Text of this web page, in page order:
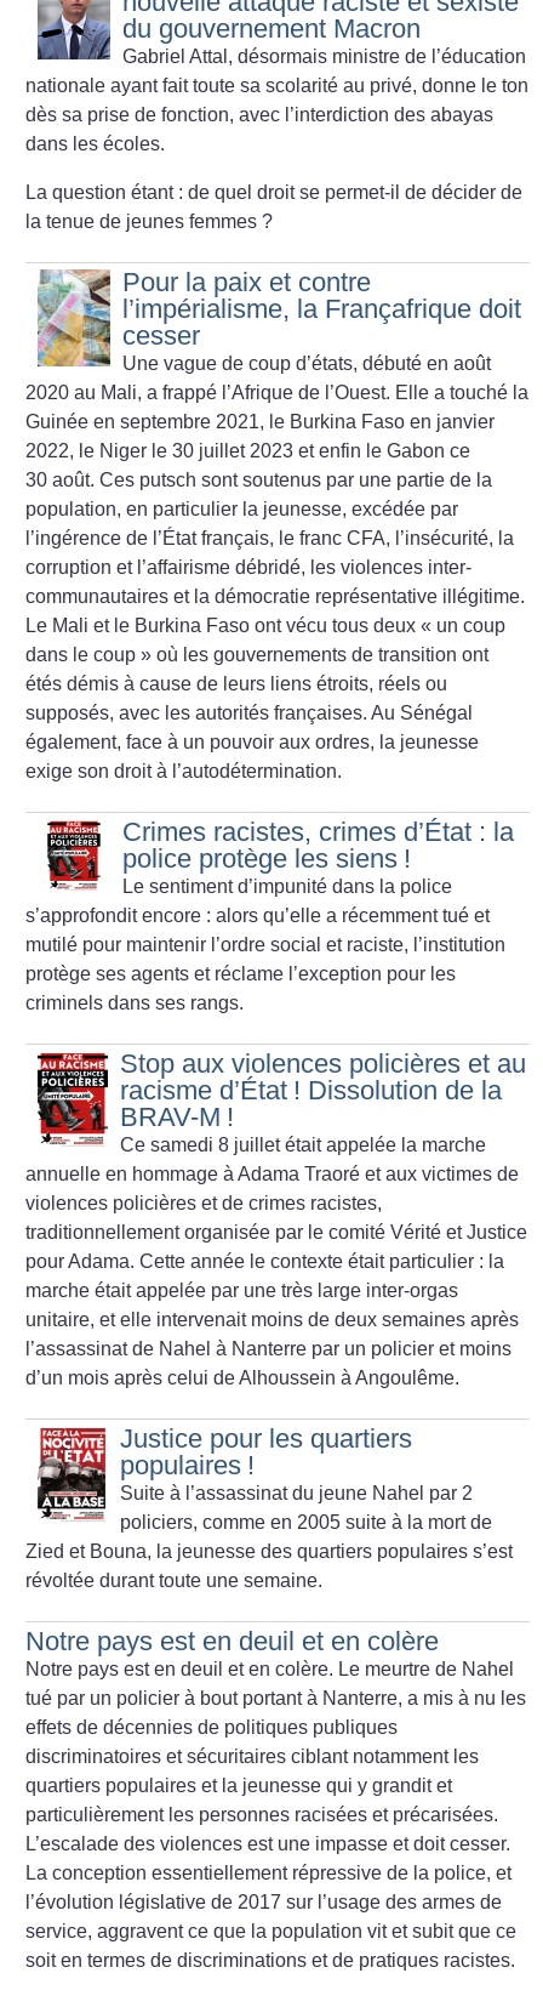
du gouvernement Macron
Gabriel Attal, désormais ministre de l’éducation
nationale ayant fait toute sa scolarité au privé, donne le ton
dès sa prise de fonction, avec l’interdiction des abayas
dans les écoles.
La question étant : de quel droit se permet-il de décider de
la tenue de jeunes femmes ?
Pour la paix et contre
l’impérialisme, la Françafrique doit
cesser
Une vague de coup d’états, débuté en août
2020 au Mali, a frappé l’Afrique de l’Ouest. Elle a touché la
Guinée en septembre 2021, le Burkina Faso en janvier
2022, le Niger le 30 juillet 2023 et enfin le Gabon ce
30 août. Ces putsch sont soutenus par une partie de la
population, en particulier la jeunesse, excédée par
l’ingérence de l’État français, le franc CFA, l’insécurité, la
corruption et l’affairisme débridé, les violences inter-
communautaires et la démocratie représentative illégitime.
Le Mali et le Burkina Faso ont vécu tous deux « un coup
dans le coup » où les gouvernements de transition ont
étés démis à cause de leurs liens étroits, réels ou
supposés, avec les autorités françaises. Au Sénégal
également, face à un pouvoir aux ordres, la jeunesse
exige son droit à l’autodétermination.
Crimes racistes, crimes d’État : la
police protège les siens !
Le sentiment d’impunité dans la police
s’approfondit encore : alors qu’elle a récemment tué et
mutilé pour maintenir l’ordre social et raciste, l’institution
protège ses agents et réclame l’exception pour les
criminels dans ses rangs.
Stop aux violences policières et au
racisme d’État ! Dissolution de la
BRAV-M !
Ce samedi 8 juillet était appelée la marche
annuelle en hommage à Adama Traoré et aux victimes de
violences policières et de crimes racistes,
traditionnellement organisée par le comité Vérité et Justice
pour Adama. Cette année le contexte était particulier : la
marche était appelée par une très large inter-orgas
unitaire, et elle intervenait moins de deux semaines après
l’assassinat de Nahel à Nanterre par un policier et moins
d’un mois après celui de Alhoussein à Angoulême.
Justice pour les quartiers
populaires !
Suite à l’assassinat du jeune Nahel par 2
policiers, comme en 2005 suite à la mort de
Zied et Bouna, la jeunesse des quartiers populaires s’est
révoltée durant toute une semaine.
Notre pays est en deuil et en colère
Notre pays est en deuil et en colère. Le meurtre de Nahel
tué par un policier à bout portant à Nanterre, a mis à nu les
effets de décennies de politiques publiques
discriminatoires et sécuritaires ciblant notamment les
quartiers populaires et la jeunesse qui y grandit et
particulièrement les personnes racisées et précarisées.
L’escalade des violences est une impasse et doit cesser.
La conception essentiellement répressive de la police, et
l’évolution législative de 2017 sur l’usage des armes de
service, aggravent ce que la population vit et subit que ce
soit en termes de discriminations et de pratiques racistes.